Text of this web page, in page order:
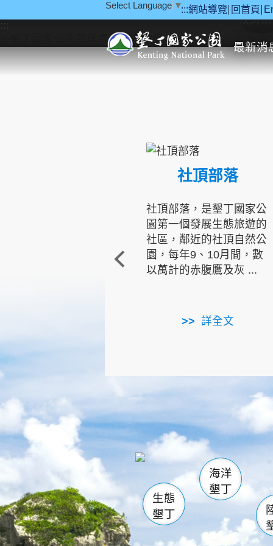
:::網站導覽 回首頁
Select Language ▼
最新消
::: 教育
社頂部落
社頂部落，是墾丁國家公
園第一個發展生態旅遊的
社區，鄰近的社頂自然公
園，每年9、10月間，數
以萬計的赤腹鷹及灰 ...
詳全文
龜山 海生館
恆春
龍鑾潭自
瓊麻館
關山
白砂
生態
墾丁
海洋
墾丁